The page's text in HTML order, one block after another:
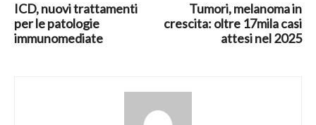
ICD, nuovi trattamenti
per le patologie
immunomediate
Tumori, melanoma in
crescita: oltre 17mila casi
attesi nel 2025